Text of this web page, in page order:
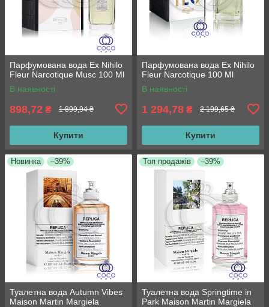
Парфумована вода Ex Nihilo
Fleur Narcotique Musc 100 Ml
В наявності
898,72 ₴ 1 899,94 ₴
Купити
Парфумована вода Ex Nihilo
Fleur Narcotique 100 Ml
В наявності
1 294,78 ₴ 2 199,65 ₴
Купити
Новинка –39%
Туалетна вода Autumn Vibes
Maison Martin Margiela
Топ продажів –39%
Туалетна вода Springtime in
Park Maison Martin Margiela